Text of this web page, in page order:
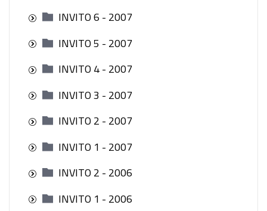
INVITO 6 - 2007
INVITO 5 - 2007
INVITO 4 - 2007
INVITO 3 - 2007
INVITO 2 - 2007
INVITO 1 - 2007
INVITO 2 - 2006
INVITO 1 - 2006